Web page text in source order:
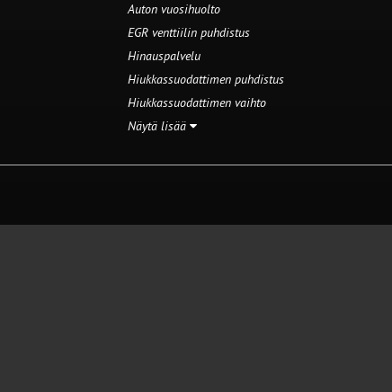
Auton vuosihuolto
EGR venttiilin puhdistus
Hinauspalvelu
Hiukkassuodattimen puhdistus
Hiukkassuodattimen vaihto
Näytä lisää